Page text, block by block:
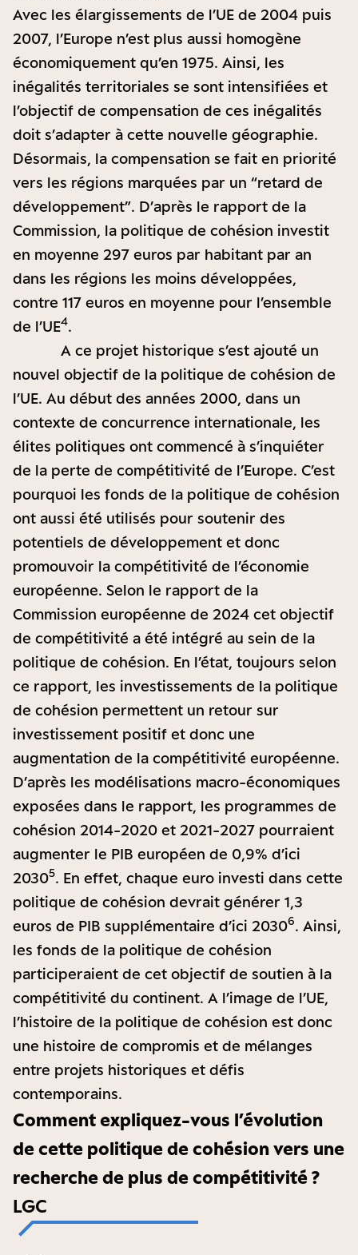
Avec les élargissements de l’UE de 2004 puis
2007, l’Europe n’est plus aussi homogène
économiquement qu’en 1975. Ainsi, les
inégalités territoriales se sont intensifiées et
l’objectif de compensation de ces inégalités
doit s’adapter à cette nouvelle géographie.
Désormais, la compensation se fait en priorité
vers les régions marquées par un “retard de
développement”. D’après le rapport de la
Commission, la politique de cohésion investit
en moyenne 297 euros par habitant par an
dans les régions les moins développées,
contre 117 euros en moyenne pour l’ensemble
de l’UE4.
A ce projet historique s’est ajouté un
nouvel objectif de la politique de cohésion de
l’UE. Au début des années 2000, dans un
contexte de concurrence internationale, les
élites politiques ont commencé à s’inquiéter
de la perte de compétitivité de l’Europe. C’est
pourquoi les fonds de la politique de cohésion
ont aussi été utilisés pour soutenir des
potentiels de développement et donc
promouvoir la compétitivité de l’économie
européenne. Selon le rapport de la
Commission européenne de 2024 cet objectif
de compétitivité a été intégré au sein de la
politique de cohésion. En l’état, toujours selon
ce rapport, les investissements de la politique
de cohésion permettent un retour sur
investissement positif et donc une
augmentation de la compétitivité européenne.
D’après les modélisations macro-économiques
exposées dans le rapport, les programmes de
cohésion 2014-2020 et 2021-2027 pourraient
augmenter le PIB européen de 0,9% d’ici
20305. En effet, chaque euro investi dans cette
politique de cohésion devrait générer 1,3
euros de PIB supplémentaire d’ici 20306. Ainsi,
les fonds de la politique de cohésion
participeraient de cet objectif de soutien à la
compétitivité du continent. A l’image de l’UE,
l’histoire de la politique de cohésion est donc
une histoire de compromis et de mélanges
entre projets historiques et défis
contemporains.
Comment expliquez-vous l’évolution
de cette politique de cohésion vers une
recherche de plus de compétitivité ?
LGC